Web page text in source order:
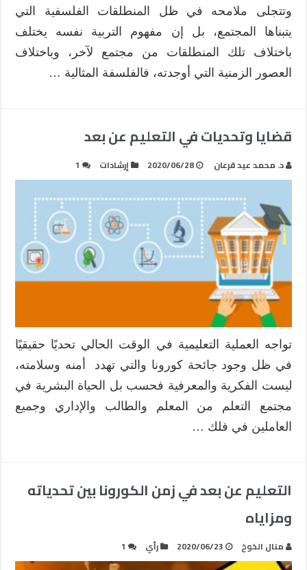
وتتجلى ملامحه في ظل المنطلقات الفلسفية التي
يتبناها المجتمع، بل إن مفهوم التربية نفسه يختلف
باختلاف تلك المنطلقات من مجتمع لآخر، وباختلاف
العصور الزمنية التي أوجدته، فالفلسفة المثالية …
قضايا وتحديات في التعليم عن بعد
د. محمد عيد قرعان 2020/06/28 إرشادات 1
تواجه العملية التعليمية في الوقت الحالي تحديًا حقيقيًا
في ظل وجود جائحة كورونا والتي تهدد أمنه وسلامته،
ليست الفكرية والمعرفية فحسب بل الحياة البشرية في
مجتمع التعلم من المعلم والطالب والإداري وجميع
العاملين في فلك …
التعليم عن بعد في زمن الكورونا بين تحدياته
ومزاياه
منال الخوخ 2020/06/23 رأي 1